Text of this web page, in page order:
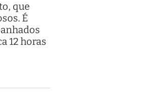
que
É
12 horas